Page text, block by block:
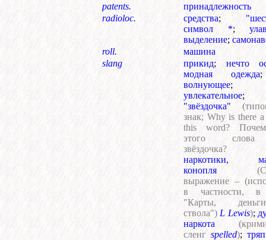
patents.
принадлежность
radioloc.
средства;
символ *;
выделение;
roll.
машина
slang
прикид; нечто
модная одежда
волнующее
увлекательное
"звёздочка"
знак; Why is there
this word?
этого слова
наркотики,
конопля
выражение –
в частности, в
"Карты,
ствола") L Lewis);
наркота
сленг spelled);